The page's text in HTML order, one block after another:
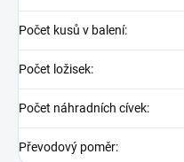
Počet kusů v balení:
Počet ložisek:
Počet náhradních cívek:
Převodový poměr: